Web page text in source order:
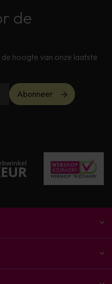
de
hoogte van onze laatste
Abonneer